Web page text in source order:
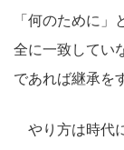
「何のために
全に一致してい
であれば継承を
やり方は時代